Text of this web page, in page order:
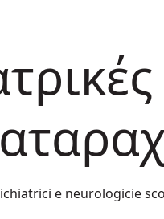
e neurologicie